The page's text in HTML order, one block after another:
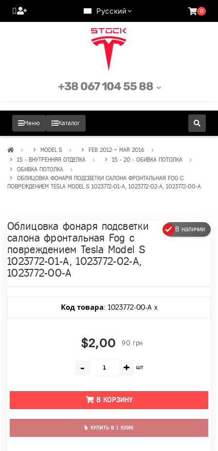
Русский 0
Меню Каталог
+38 067 104 55 88
MODEL S
FEB 2012 – MAR 2016
15 - ВНУТРЕННЯЯ ОТДЕЛКА
15 - 20 - ОБИВКА ПОТОЛКА
ОБИВКА ПОТОЛКА
ОБЛИЦОВКА ФОНАРЯ ПОДСВЕТКИ САЛОНА ФРОНТАЛЬНАЯ FOG С
ПОВРЕЖДЕНИЕМ TESLA MODEL S 1023772-01-A, 1023772-02-A, 1023772-00-A
В наличии
Облицовка фонаря подсветки
салона фронтальная Fog с
повреждением Tesla Model S
1023772-01-A, 1023772-02-A,
1023772-00-A
Код товара: 1023772-00-A x
$2,00 90 грн
- + шт
В КОРЗИНУ
КУПИТЬ В 1 КЛИК